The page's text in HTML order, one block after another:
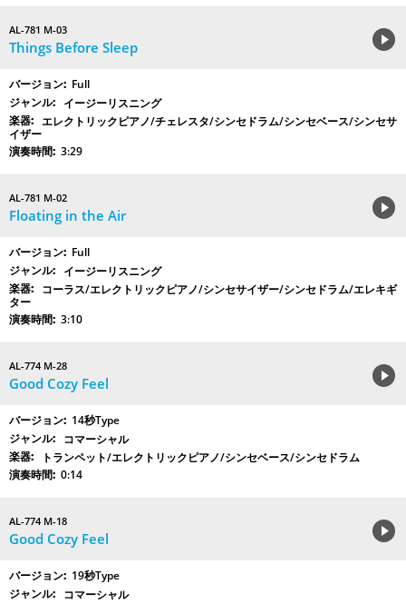
AL-781 M-03
Things Before Sleep
Full
イージーリスニング
エレクトリックピアノ/チェレスタ/シンセドラム/シンセベース/シンセサ
イザー
3:29
AL-781 M-02
Floating in the Air
Full
イージーリスニング
コーラス/エレクトリックピアノ/シンセサイザー/シンセドラム/エレキギ
ター
3:10
AL-774 M-28
Good Cozy Feel
14秒Type
コマーシャル
トランペット/エレクトリックピアノ/シンセベース/シンセドラム
0:14
AL-774 M-18
Good Cozy Feel
19秒Type
コマーシャル